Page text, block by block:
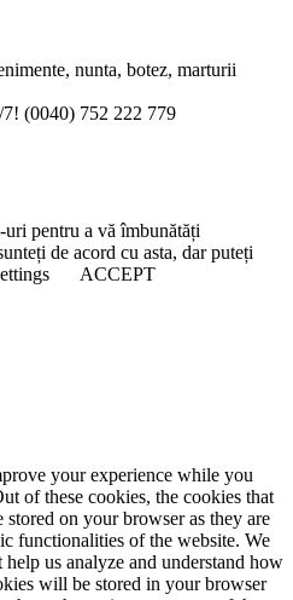
7! (0040) 752 222 779
pentru a vă îmbunătăți
de acord cu asta, dar puteți
ACCEPT
your experience while you
of these cookies, the cookies that
stored on your browser as they are
functionalities of the website. We
us analyze and understand how
will be stored in your browser